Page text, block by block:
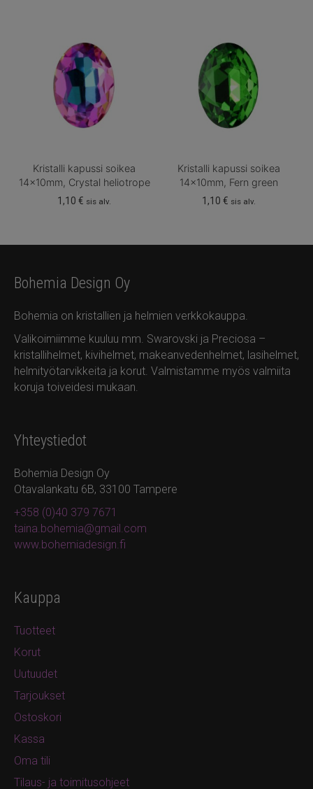
Kristalli kapussi soikea
14x10mm, Crystal heliotrope
1,10€ sis alv.
Kristalli kapussi soikea
14x10mm, Fern green
1,10 € sis alv.
Bohemia Design Oy
Bohemia on kristallien ja helmien verkkokauppa.
Valikoimiimme kuuluu mm. Swarovski ja Preciosa –
kristallihelmet, kivihelmet, makeanvedenhelmet, lasihelmet,
helmityötarvikkeita ja korut. Valmistamme myös valmiita
koruja toiveidesi mukaan.
Yhteystiedot
Bohemia Design Oy
Otavalankatu 6B, 33100 Tampere
+358 (0)40 379 7671
taina.bohemia@gmail.com
www.bohemiadesign.fi
Kauppa
Tuotteet
Korut
Uutuudet
Tarjoukset
Ostoskori
Kassa
Oma tili
Tilaus- ja toimitusohjeet